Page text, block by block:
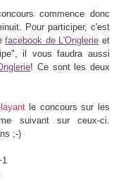
commence donc
Pour participer, c'est
facebook de L'Onglerie et
il vous faudra aussi
! Ce sont les deux
le concours sur les
suivant sur ceux-ci.
;-)